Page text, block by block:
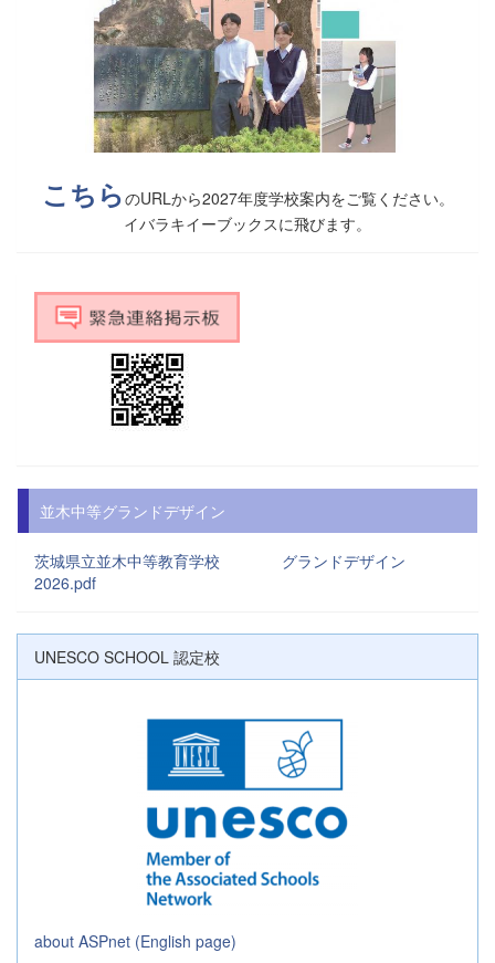
こちらのURLから2027年度学校案内をご覧ください。
イバラキイーブックスに飛びます。
並木中等グランドデザイン
茨城県立並木中等教育学校 グランドデザイン
2026.pdf
UNESCO SCHOOL 認定校
about ASPnet (English page)